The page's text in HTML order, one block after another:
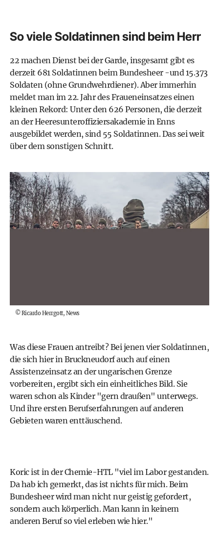
So viele Soldatinnen sind beim Herr
22 machen Dienst bei der Garde, insgesamt gibt es
derzeit 681 Soldatinnen beim Bundesheer -und 15.373
Soldaten (ohne Grundwehrdiener). Aber immerhin
meldet man im 22. Jahr des Fraueneinsatzes einen
kleinen Rekord: Unter den 626 Personen, die derzeit
an der Heeresunteroffiziersakademie in Enns
ausgebildet werden, sind 55 Soldatinnen. Das sei weit
über dem sonstigen Schnitt.
©Ricardo Herrgott, News
Was diese Frauen antreibt? Bei jenen vier Soldatinnen,
die sich hier in Bruckneudorf auch auf einen
Assistenzeinsatz an der ungarischen Grenze
vorbereiten, ergibt sich ein einheitliches Bild. Sie
waren schon als Kinder "gern draußen" unterwegs.
Und ihre ersten Berufserfahrungen auf anderen
Gebieten waren enttäuschend.
Koric ist in der Chemie-HTL "viel im Labor gestanden.
Da hab ich gemerkt, das ist nichts für mich. Beim
Bundesheer wird man nicht nur geistig gefordert,
sondern auch körperlich. Man kann in keinem
anderen Beruf so viel erleben wie hier."